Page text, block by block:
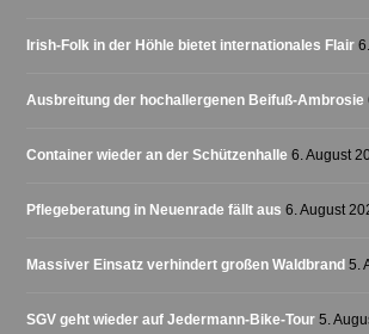
Irish-Folk in der Höhle bietet internationales Flair
Ausbreitung der hochallergenen Beifuß-Ambrosie
Container wieder an der Schützenhalle 6. August
Pflegeberatung in Neuenrade fällt aus 6. August
Massiver Einsatz verhindert großen Waldbrand 5.
SGV geht wieder auf Jedermann-Bike-Tour 5.